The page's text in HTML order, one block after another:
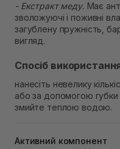
- Екстракт меду. Має
зволожуючі і поживні
загублену пружність,
вигляд.
Спосіб
нанесіть невелику
або за допомогою
змийте теплою водою.
Активний компонент